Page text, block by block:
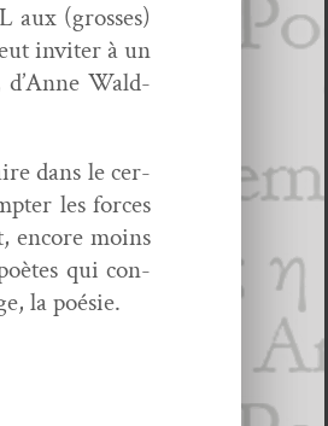
aux (gross­es)
inviter à un
d’Anne Wald­
dans le cer­
les forces
encore moins
qui con­
la poésie.